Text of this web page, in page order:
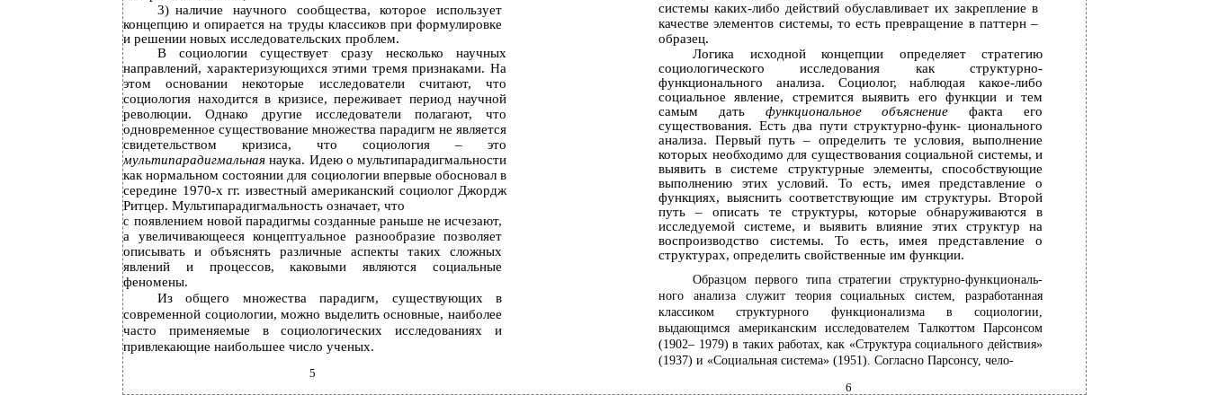
3) наличие научного сообщества, которое использует
концепцию и опирается на труды классиков при формулировке
и решении новых исследовательских проблем.
В социологии существует сразу несколько научных
направлений, характеризующихся этими тремя признаками. На
этом основании некоторые исследователи считают, что
социология находится в кризисе, переживает период научной
революции. Однако другие исследователи полагают, что
одновременное существование множества парадигм не является
свидетельством кризиса, что социология – это
мультипарадигмальнаянаука. Идею о мультипарадигмальности
как нормальном состоянии для социологии впервые обосновал в
середине 1970-х гг. известный американский социолог Джордж
Ритцер. Мультипарадигмальность означает, что
с появлением новой парадигмы созданные раньше не исчезают,
а увеличивающееся концептуальное разнообразие позволяет
описывать и объяснять различные аспекты таких сложных
явлений и процессов, каковыми являются социальные
феномены.
Из общего множества парадигм, существующих в
современной социологии, можно выделить основные, наиболее
часто применяемые в социологических исследованиях и
привлекающие наибольшее число ученых.
5
системы каких-либо действий обуславливает их закрепление в
качестве элементов системы, то есть превращение в паттерн –
образец.
Логика исходной концепции определяет стратегию
социологического исследования как структурно-
функционального анализа. Социолог, наблюдая какое-либо
социальное явление, стремится выявить его функции и тем
самым дать функциональное объяснениефакта его
существования. Есть два пути структурно-функ- ционального
анализа. Первый путь – определить те условия, выполнение
которых необходимо для существования социальной системы, и
выявить в системе структурные элементы, способствующие
выполнению этих условий. То есть, имея представление о
функциях, выяснить соответствующие им структуры. Второй
путь – описать те структуры, которые обнаруживаются в
исследуемой системе, и выявить влияние этих структур на
воспроизводство системы. То есть, имея представление о
структурах, определить свойственные им функции.
Образцом первого типа стратегии структурно-функциональ-
ного анализа служит теория социальных систем, разработанная
классиком структурного функционализма в социологии,
выдающимся американским исследователем Талкоттом Парсонсом
(1902– 1979) в таких работах, как «Структура социального действия»
(1937) и «Социальная система» (1951). Согласно Парсонсу, чело-
6